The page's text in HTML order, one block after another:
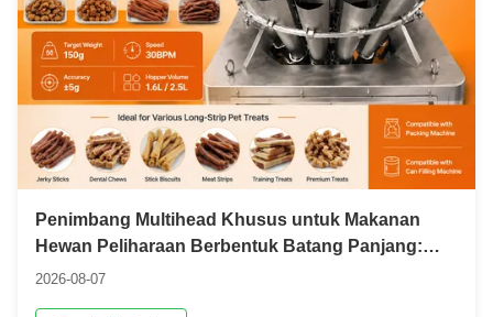
Penimbang Multihead Khusus untuk Makanan
Hewan Peliharaan Berbentuk Batang Panjang:
Solusi Anti-Penyumbatan untuk Jerky, Stik
2026-08-07